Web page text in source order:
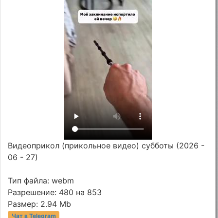
Видеоприкол (прикольное видео) субботы (2026 -
06 - 27)
Тип файла: webm
Разрешение: 480 на 853
Размер: 2.94 Mb
Чат в Telegram